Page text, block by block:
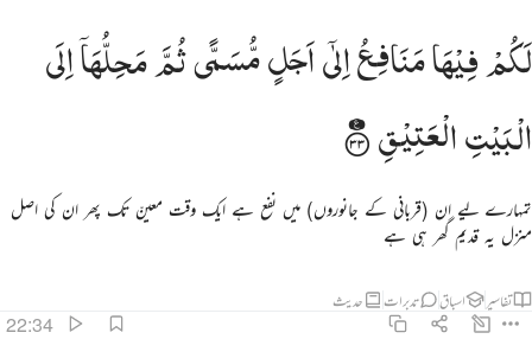
لكم فيها منافع الى اجل مسمى ثم محلها الى البيت العتيق ٣٣
لَكُمْ فِيهَا مَنَـٰفِعُ إِلَىٰٓ أَجَلٍۢ مُّسَمًّۭى ثُمَّ مَحِلُّهَآ إِلَى ٱلْبَيْتِ ٱلْعَتِيقِ ٣٣
لَكُمْفِیْهَامَنَافِعُاِلٰۤیاَجَلٍمُّسَمًّیثُمَّمَحِلُّهَاۤاِلَی
الْبَیْتِالْعَتِیْقِ
تمہارے لیے ان (قربانی کے جانوروں) میں نفع ہے ایک وقت معینّ تک پھر ان کی اصل
منزل یہ قدیم گھر ہی ہے
تفاسیر اسباق تدبرات حدیث
22:34